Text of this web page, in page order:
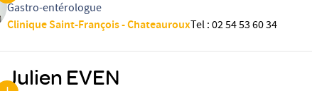
Gastro-entérologue
Clinique Saint-François - ChateaurouxTel:02 54 53 60 34
Julien EVEN